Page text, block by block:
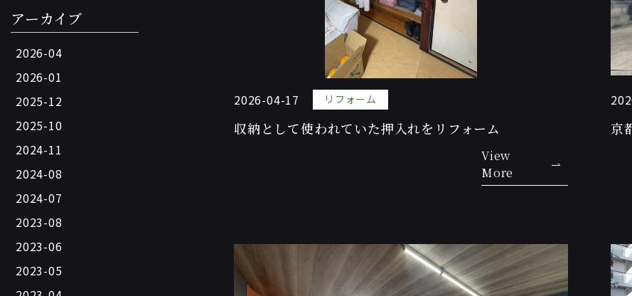
アーカイブ
2026-04
2026-01
2025-12
2025-10
2024-11
2024-08
2024-07
2023-08
2023-06
2023-05
2026-04-17 リフォーム
収納として使われていた押入れをリフォーム
View
More
京